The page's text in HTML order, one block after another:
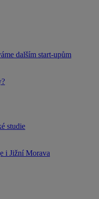
dalším start-upům
studie
i Jižní Morava